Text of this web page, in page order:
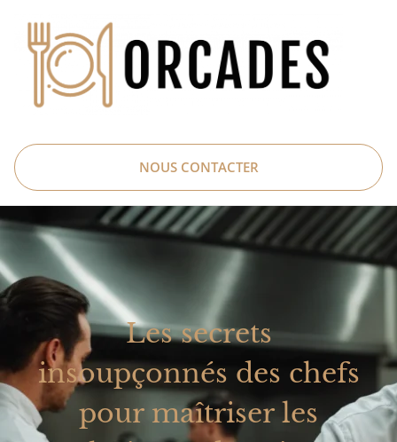
NOUS CONTACTER
Les secrets
insoupçonnés des chefs
pour maîtriser les